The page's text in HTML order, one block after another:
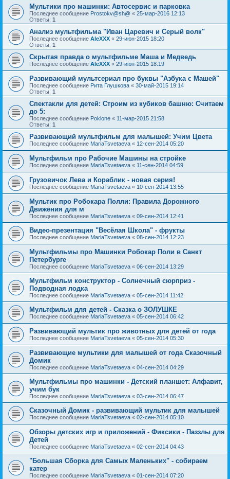
Мультики про машинки: Автосервис и парковка
Последнее сообщение Prostokv@sh@ « 25-мар-2016 12:13
Ответы: 1
Анализ мультфильма "Иван Царевич и Серый волк"
Последнее сообщение AleXXX « 29-июн-2015 18:20
Ответы: 1
Скрытая правда о мультфильме Маша и Медведь
Последнее сообщение AleXXX « 29-июн-2015 18:19
Развивающий мультсериал про буквы "Азбука с Машей"
Последнее сообщение Рита Глушкова « 30-май-2015 19:14
Ответы: 1
Спектакли для детей: Строим из кубиков башню: Считаем
до 5:
Последнее сообщение Poklone « 11-мар-2015 21:58
Ответы: 1
Развивающий мультфильм для малышей: Учим Цвета
Последнее сообщение MariaTsvetaeva « 12-сен-2014 05:20
Мультфильм про Рабочие Машины на стройке
Последнее сообщение MariaTsvetaeva « 11-сен-2014 04:59
Грузовичок Лева и Кораблик - новая серия!
Последнее сообщение MariaTsvetaeva « 10-сен-2014 13:55
Мультик про Робокара Полли: Правила Дорожного
Движения для м
Последнее сообщение MariaTsvetaeva « 09-сен-2014 12:41
Видео-презентация "Весёлая Школа" - фрукты
Последнее сообщение MariaTsvetaeva « 08-сен-2014 12:23
Мультфильмы про Машинки Робокар Поли в Санкт
Петербурге
Последнее сообщение MariaTsvetaeva « 06-сен-2014 13:29
Мультфильм конструктор - Солнечный сюрприз -
Подводная лодка
Последнее сообщение MariaTsvetaeva « 05-сен-2014 11:42
Мультфильм для детей - Сказка о ЗОЛУШКЕ
Последнее сообщение MariaTsvetaeva « 05-сен-2014 06:42
Развивающий мультик про животных для детей от года
Последнее сообщение MariaTsvetaeva « 05-сен-2014 05:30
Развивающие мультики для малышей от года Сказочный
Домик
Последнее сообщение MariaTsvetaeva « 04-сен-2014 04:29
Мультфильмы про машинки - Детский планшет: Алфавит,
учим бук
Последнее сообщение MariaTsvetaeva « 03-сен-2014 06:47
Сказочный Домик - развивающий мультик для малышей
Последнее сообщение MariaTsvetaeva « 02-сен-2014 05:10
Обзоры детских игр и приложений - Фиксики - Паззлы для
Детей
Последнее сообщение MariaTsvetaeva « 02-сен-2014 04:43
"Большая Сборка для Самых Маленьких" - собираем
катер
Последнее сообщение MariaTsvetaeva « 01-сен-2014 07:20